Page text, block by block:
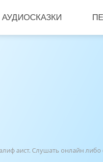
АУДИОСКАЗКИ
аист. Слушать онлайн либо